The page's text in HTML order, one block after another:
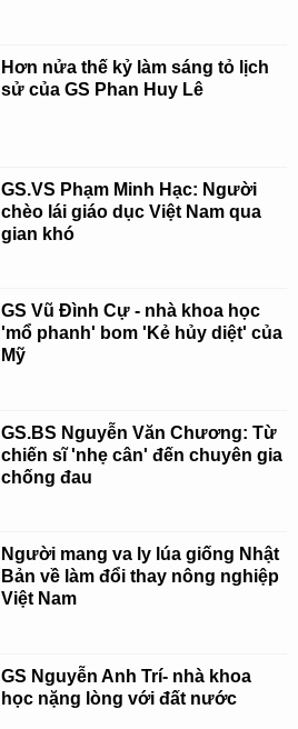
Hơn nửa thế kỷ làm sáng tỏ lịch
sử của GS Phan Huy Lê
GS.VS Phạm Minh Hạc: Người
chèo lái giáo dục Việt Nam qua
gian khó
GS Vũ Đình Cự - nhà khoa học
'mổ phanh' bom 'Kẻ hủy diệt' của
Mỹ
GS.BS Nguyễn Văn Chương: Từ
chiến sĩ 'nhẹ cân' đến chuyên gia
chống đau
Người mang va ly lúa giống Nhật
Bản về làm đổi thay nông nghiệp
Việt Nam
GS Nguyễn Anh Trí- nhà khoa
học nặng lòng với đất nước